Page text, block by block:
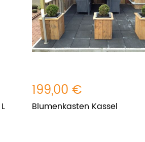
199,00 €
Blumenkasten Kassel